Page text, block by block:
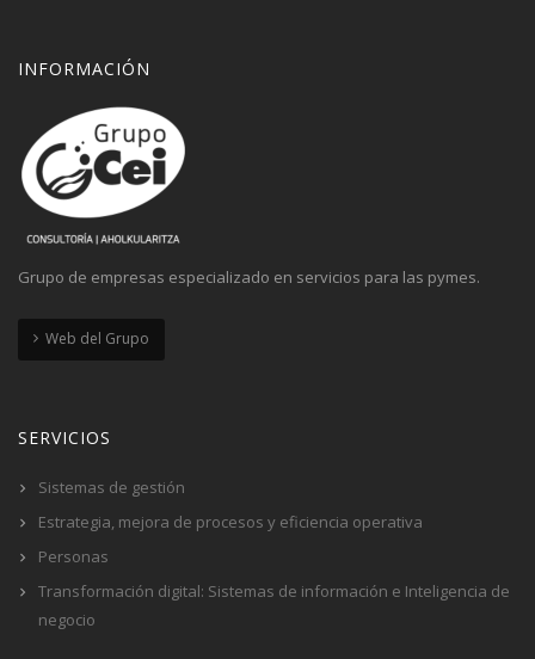
INFORMACIÓN
Grupo de empresas especializado en servicios para las pymes.
Web del Grupo
SERVICIOS
Sistemas de gestión
Estrategia, mejora de procesos y eficiencia operativa
Personas
Transformación digital: Sistemas de información e Inteligencia de
negocio